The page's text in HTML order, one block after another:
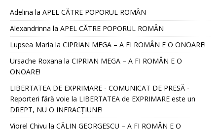
Adelina la APEL CĂTRE POPORUL ROMÂN
Alexandrinna la APEL CĂTRE POPORUL ROMÂN
Lupsea Maria la CIPRIAN MEGA – A FI ROMÂN E O ONOARE!
Ursache Roxana la CIPRIAN MEGA – A FI ROMÂN E O
ONOARE!
LIBERTATEA DE EXPRIMARE - COMUNICAT DE PRESĂ -
Reporteri fără voie la LIBERTATEA de EXPRIMARE este un
DREPT, NU O INFRACȚIUNE!
Viorel Chivu la CĂLIN GEORGESCU – A FI ROMÂN E O